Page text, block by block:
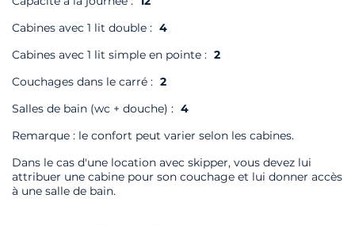
Cabines avec 1 lit double : 4
Cabines avec 1 lit simple en pointe : 2
Couchages dans le carré : 2
Salles de bain (wc + douche) : 4
Remarque : le confort peut varier selon les cabines.
Dans le cas d'une location avec skipper, vous devez lui
attribuer une cabine pour son couchage et lui donner accès
à une salle de bain.